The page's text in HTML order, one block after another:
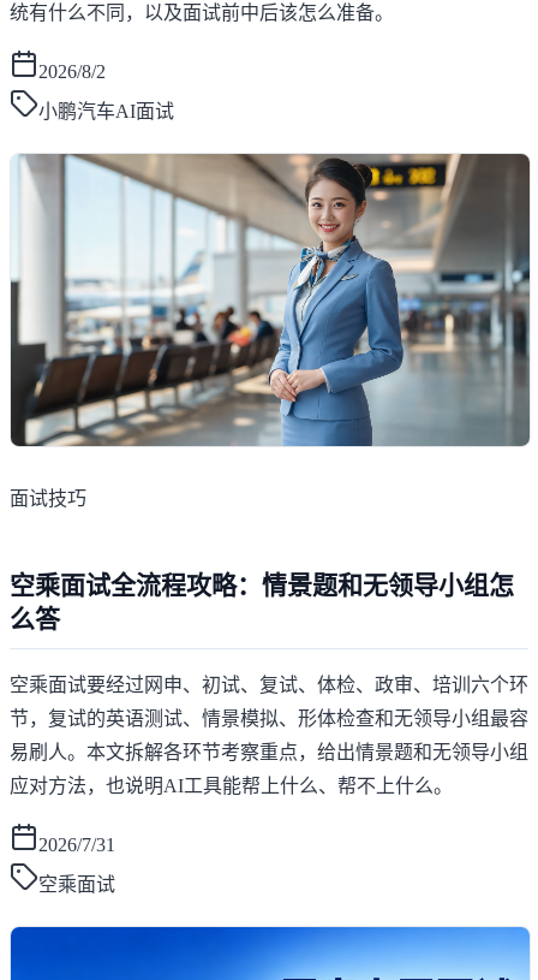
统有什么不同，以及面试前中后该怎么准备。
2026/8/2
小鹏汽车AI面试
面试技巧
空乘面试全流程攻略：情景题和无领导小组怎
么答
空乘面试要经过网申、初试、复试、体检、政审、培训六个环
节，复试的英语测试、情景模拟、形体检查和无领导小组最容
易刷人。本文拆解各环节考察重点，给出情景题和无领导小组
应对方法，也说明AI工具能帮上什么、帮不上什么。
2026/7/31
空乘面试